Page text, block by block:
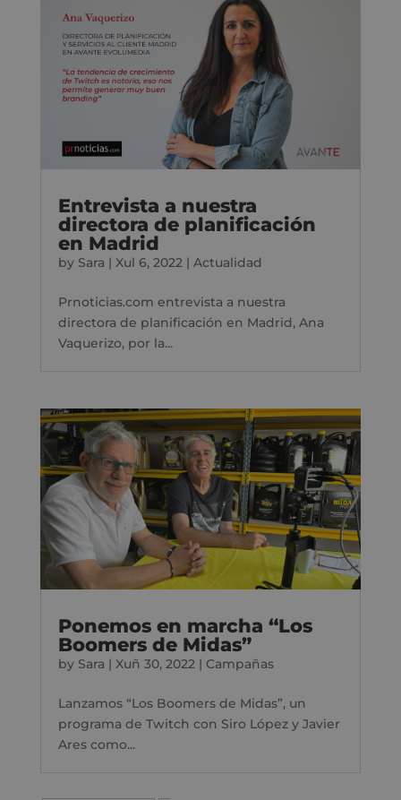
Entrevista a nuestra
directora de planificación
en Madrid
by Sara | Xul 6, 2022| Actualidad
Prnoticias.com entrevista a nuestra
directora de planificación en Madrid, Ana
Vaquerizo, por la...
Ponemos en marcha “Los
Boomers de Midas”
by Sara | Xuñ 30, 2022| Campañas
Lanzamos “Los Boomers de Midas”, un
programa de Twitch con Siro López y Javier
Ares como...